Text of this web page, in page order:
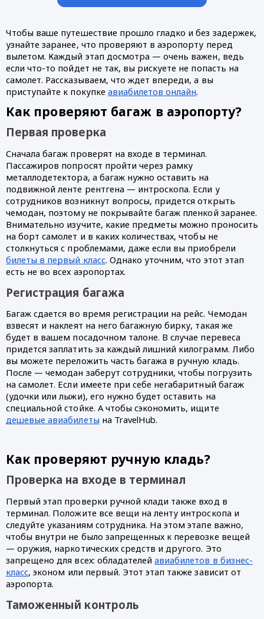
Чтобы ваше путешествие прошло гладко и без задержек,
узнайте заранее, что проверяют в аэропорту перед
вылетом. Каждый этап досмотра — очень важен, ведь
если что-то пойдет не так, вы рискуете не попасть на
самолет. Рассказываем, что ждет впереди, а вы
приступайте к покупке авиабилетов онлайн.
Как проверяют багаж в аэропорту?
Первая проверка
Сначала багаж проверят на входе в терминал.
Пассажиров попросят пройти через рамку
металлодетектора, а багаж нужно оставить на
подвижной ленте рентгена — интроскопа. Если у
сотрудников возникнут вопросы, придется открыть
чемодан, поэтому не покрывайте багаж пленкой заранее.
Внимательно изучите, какие предметы можно проносить
на борт самолет и в каких количествах, чтобы не
билеты в первый класс. Однако уточним, что этот этап
есть не во всех аэропортах.
Регистрация багажа
Багаж сдается во время регистрации на рейс. Чемодан
взвесят и наклеят на него багажную бирку, такая же
будет в вашем посадочном талоне. В случае перевеса
придется заплатить за каждый лишний килограмм. Либо
вы можете переложить часть багажа в ручную кладь.
После — чемодан заберут сотрудники, чтобы погрузить
на самолет. Если имеете при себе негабаритный багаж
(удочки или лыжи), его нужно будет оставить на
дешевые авиабилеты на TravelHub.
Как проверяют ручную кладь?
Проверка на входе в терминал
Первый этап проверки ручной клади также вход в
терминал. Положите все вещи на ленту интроскопа и
следуйте указаниям сотрудника. На этом этапе важно,
чтобы внутри не было запрещенных к перевозке вещей
— оружия, наркотических средств и другого. Это
запрещено для всех: обладателей авиабилетов в бизнес-
класс, эконом или первый. Этот этап также зависит от
аэропорта.
Таможенный контроль